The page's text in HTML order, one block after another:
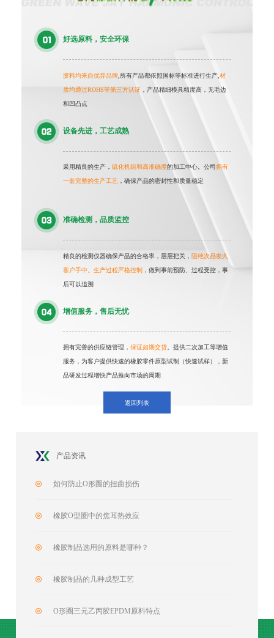
好选原料，安全环保
胶料均来自优异品牌 ,所有产品都依照国标等标准进行生产,材
质均通过ROHS等第三方认证 ，产品精细模具精度高，无毛边
和凹凸点
设备先进，工艺成熟
采用精良的生产，硫化机组和高准确度的加工中心。公司拥有
一套完整的生产工艺 ，确保产品的密封性和质量稳定
准确检测，品质监控
精良的检测仪器确保产品的合格率，层层把关，阻绝次品发入
客户手中。生产过程严格控制 ，做到事前预防、过程受控，事
后可以追溯
增值服务，售后无忧
拥有完善的供应链管理，保证如期交货 。提供二次加工等增值
服务，为客户提供快速的橡胶零件原型试制（快速试样），新
品研发过程增快产品推向市场的周期
返回列表
产品资讯
如何防止O形圈的扭曲损伤
橡胶O型圈中的焦耳热效应
橡胶制品选用的原料是哪种？
橡胶制品的几种成型工艺
O形圈三元乙丙胶EPDM原料特点